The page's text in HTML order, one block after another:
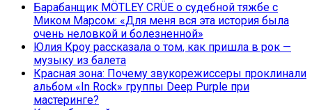
Барабанщик MÖTLEY CRÜE о судебной тяжбе с
Миком Марсом: «Для меня вся эта история была
очень неловкой и болезненной»
Юлия Кроу рассказала о том, как пришла в рок —
музыку из балета
Красная зона: Почему звукорежиссеры проклинали
альбом «In Rock» группы Deep Purple при
мастеринге?